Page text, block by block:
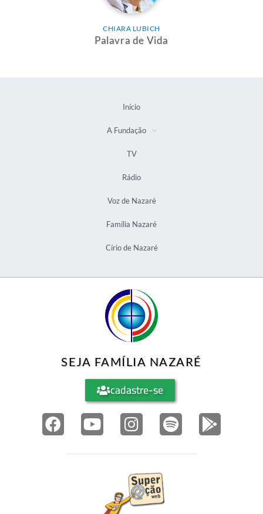
CHIARA LUBICH
Palavra de Vida
Início
A Fundação
TV
Rádio
Voz de Nazaré
Família Nazaré
Círio de Nazaré
SEJA FAMÍLIA NAZARÉ
cadastre-se